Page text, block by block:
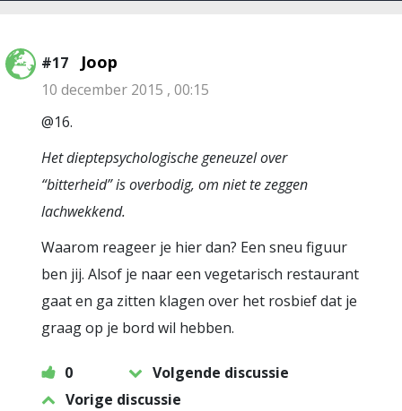
#17 Joop
10 december 2015 , 00:15
@16.
Het dieptepsychologische geneuzel over
“bitterheid” is overbodig, om niet te zeggen
lachwekkend.
Waarom reageer je hier dan? Een sneu figuur
ben jij. Alsof je naar een vegetarisch restaurant
gaat en ga zitten klagen over het rosbief dat je
graag op je bord wil hebben.
0
Volgende discussie
Vorige discussie